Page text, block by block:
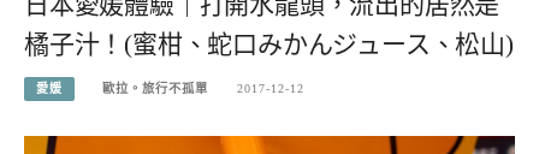
橘子汁！(蜜柑、蛇口みかんジュース、松山)
愛媛 歐拉。旅行不孤單 2017-12-12